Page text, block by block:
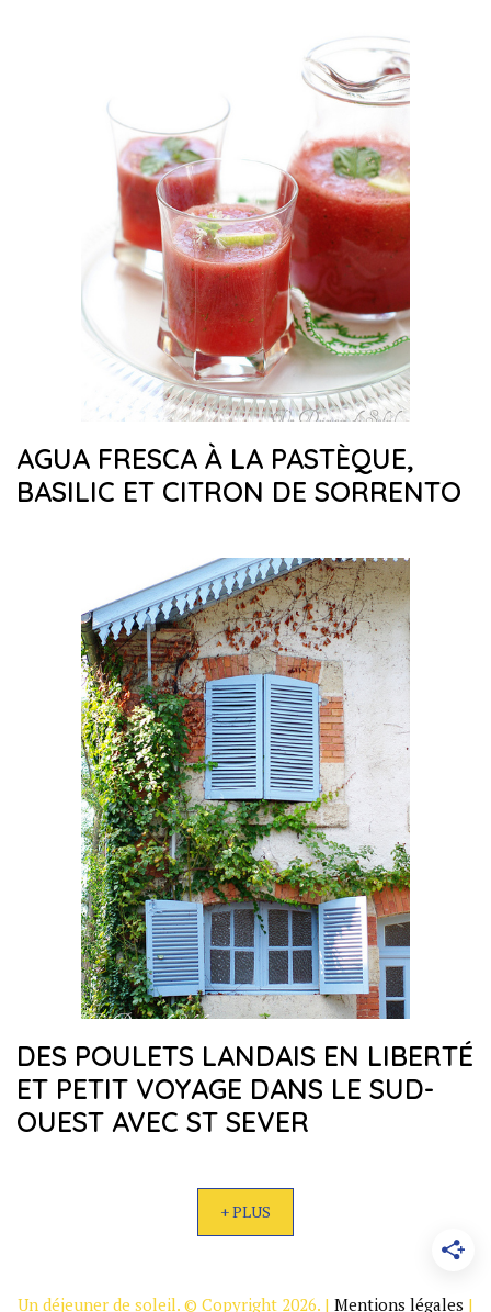
AGUA FRESCA À LA PASTÈQUE,
BASILIC ET CITRON DE SORRENTO
DES POULETS LANDAIS EN LIBERTÉ
ET PETIT VOYAGE DANS LE SUD-
OUEST AVEC ST SEVER
+ PLUS
Un déjeuner de soleil. © Copyright 2026. | Mentions légales |